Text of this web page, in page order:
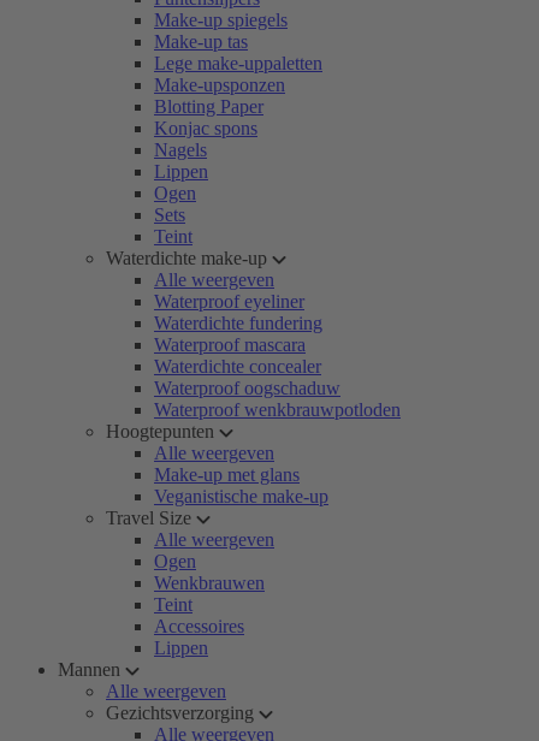
Make-up spiegels
Make-up tas
Lege make-uppaletten
Make-upsponzen
Blotting Paper
Konjac spons
Nagels
Lippen
Ogen
Sets
Teint
Waterdichte make-up
Alle weergeven
Waterproof eyeliner
Waterdichte fundering
Waterproof mascara
Waterdichte concealer
Waterproof oogschaduw
Waterproof wenkbrauwpotloden
Hoogtepunten
Alle weergeven
Make-up met glans
Veganistische make-up
Travel Size
Alle weergeven
Ogen
Wenkbrauwen
Teint
Accessoires
Lippen
Mannen
Alle weergeven
Gezichtsverzorging
Alle weergeven